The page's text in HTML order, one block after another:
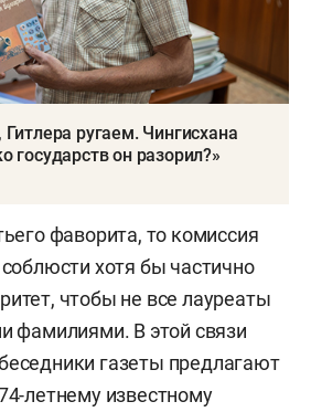
Гитлера ругаем. Чингисхана
государств он разорил?»
фаворита, то комиссия
соблюсти хотя бы частично
чтобы не все лауреаты
фамилиями. В этой связи
газеты предлагают
летнему известному